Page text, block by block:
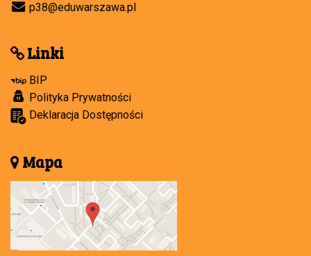
p38@eduwarszawa.pl
Linki
BIP
Polityka Prywatności
Deklaracja Dostępności
Mapa